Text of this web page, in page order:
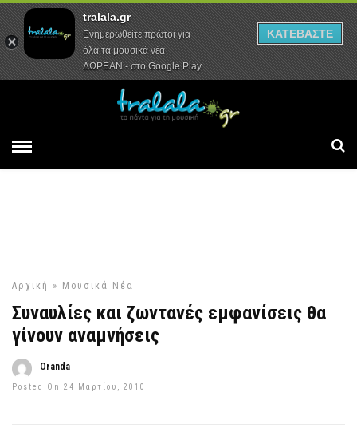
Αρχική Συνεντεύξεις Ρεπορτάζ
Αρχική » Μουσικά Νέα
Συναυλίες και ζωντανές εμφανίσεις θα
γίνουν αναμνήσεις
Oranda
Posted On 24 Μαρτίου, 2010
tralala.gr
Ενημερωθείτε πρώτοι για
όλα τα μουσικά νέα
ΔΩΡΕΑΝ - στο Google Play
ΚΑΤΕΒΑΣΤΕ